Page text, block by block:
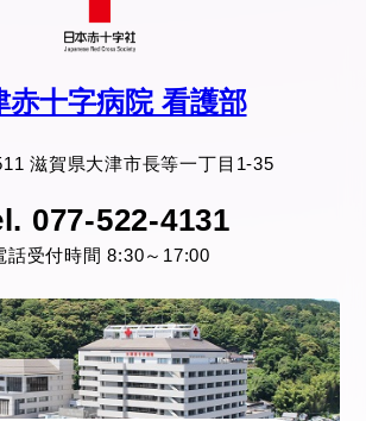
赤十字病院 看護部
滋賀県大津市長等一丁目1-35
077-522-4131
話受付時間 8:30～17:00